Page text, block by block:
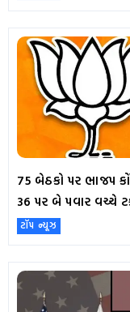
75 બેઠકો પર ભાજપ
36 પર બે પવાર વચ્ચે
ટૉપ ન્યૂઝ